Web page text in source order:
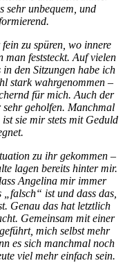
sehr unbequem, und
zu spüren, wo innere
man feststeckt. Auf vielen
den Sitzungen habe ich
stark wahrgenommen –
für mich. Auch der
geholfen. Manchmal
sie mir stets mit Geduld
zu ihr gekommen –
lagen bereits hinter mir.
Angelina mir immer
ist und dass das,
Genau das hat letztlich
Gemeinsam mit einer
mich selbst mehr
es sich manchmal noch
viel mehr einfach sein.